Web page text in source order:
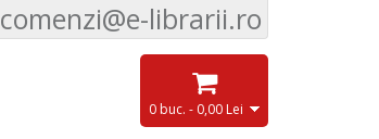
comenzi@e-librarii.ro
0 buc. - 0,00 Lei